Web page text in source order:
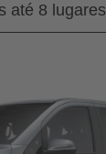
até 8 lugares